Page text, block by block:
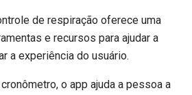
de respiração oferece uma
e recursos para ajudar a
a experiência do usuário.
o app ajuda a pessoa a